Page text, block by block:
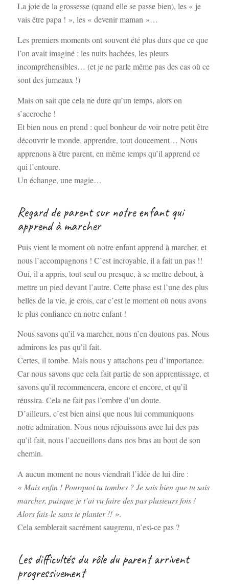
La joie de la grossesse (quand elle se passe bien), les « je
vais être papa ! », les « devenir maman »…
Les premiers moments ont souvent été plus durs que ce que
l’on avait imaginé : les nuits hachées, les pleurs
incompréhensibles… (et je ne parle même pas des cas où ce
sont des jumeaux !)
Mais on sait que cela ne dure qu’un temps, alors on
s’accroche !
Et bien nous en prend : quel bonheur de voir notre petit être
découvrir le monde, apprendre, tout doucement… Nous
apprenons à être parent, en même temps qu’il apprend ce
qui l’entoure.
Un échange, une magie…
Regard de parent sur notre enfant qui
apprend à marcher
Puis vient le moment où notre enfant apprend à marcher, et
nous l’accompagnons ! C’est incroyable, il a fait un pas !!
Oui, il a appris, tout seul ou presque, à se mettre debout, à
mettre un pied devant l’autre. Cette phase est l’une des plus
belles de la vie, je crois, car c’est le moment où nous avons
le plus confiance en notre enfant !
Nous savons qu’il va marcher, nous n’en doutons pas. Nous
admirons les pas qu’il fait.
Certes, il tombe. Mais nous y attachons peu d’importance.
Car nous savons que cela fait partie de son apprentissage, et
savons qu’il recommencera, encore et encore, et qu’il
réussira. Cela ne fait pas l’ombre d’un doute.
D’ailleurs, c’est bien ainsi que nous lui communiquons
notre admiration. Nous nous réjouissons avec lui des pas
qu’il fait, nous l’accueillons dans nos bras au bout de son
chemin.
A aucun moment ne nous viendrait l’idée de lui dire :
« Mais enfin ! Pourquoi tu tombes ? Je sais bien que tu sais
marcher, puisque je t’ai vu faire des pas plusieurs fois !
Alors fais-le sans te planter !! ».
Cela semblerait sacrément saugrenu, n’est-ce pas ?
Les difficultés du rôle du parent arrivent
progressivement